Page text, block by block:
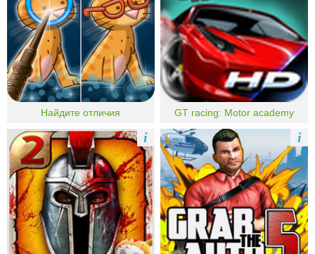
Найдите отличия GT racing: Motor academy
i i